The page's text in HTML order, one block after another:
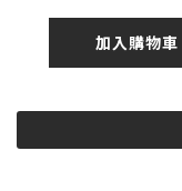
加入購物車